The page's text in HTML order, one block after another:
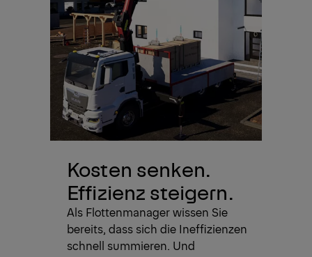
Kosten senken.
Effizienz steigern.
Als Flottenmanager wissen Sie
bereits, dass sich die Ineffizienzen
schnell summieren. Und